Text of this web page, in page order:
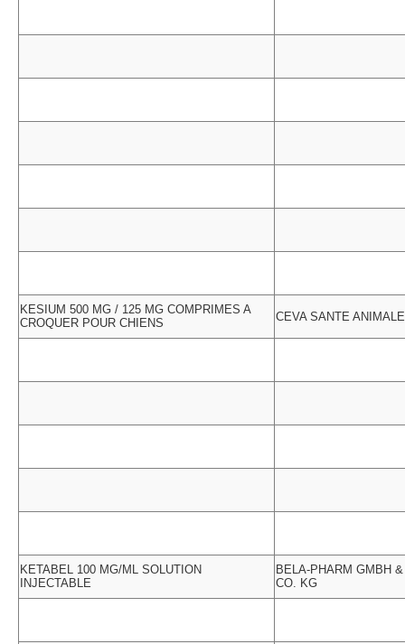
KESIUM 500 MG / 125 MG COMPRIMES A
CROQUER POUR CHIENS
CEVA SANTE ANIMALE
KETABEL 100 MG/ML SOLUTION
INJECTABLE
BELA-PHARM GMBH &
CO. KG